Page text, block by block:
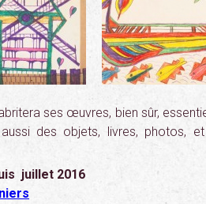
ses œuvres, bien sûr,
des objets, livres, photos,
juillet 2016